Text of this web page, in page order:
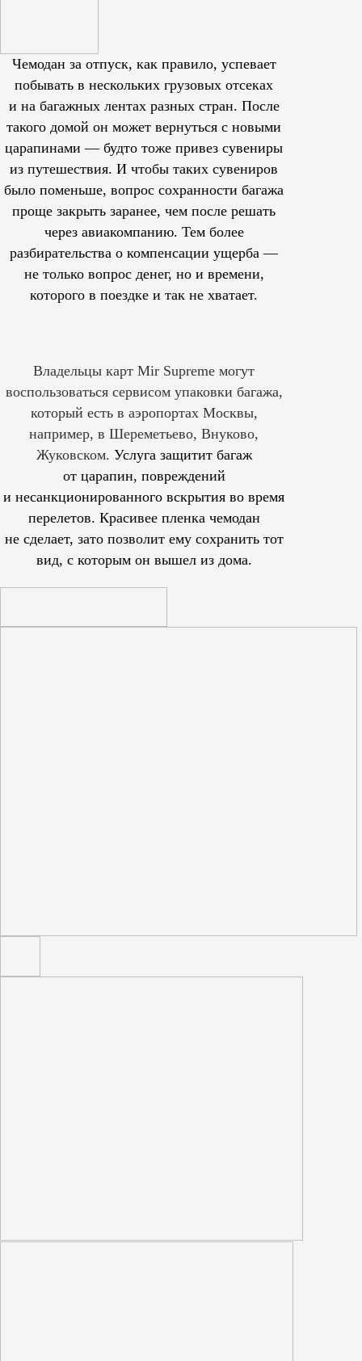
Чемодан за отпуск, как правило, успевает
побывать в нескольких грузовых отсеках
и на багажных лентах разных стран. После
такого домой он может вернуться с новыми
царапинами — будто тоже привез сувениры
из путешествия. И чтобы таких сувениров
было поменьше, вопрос сохранности багажа
проще закрыть заранее, чем после решать
через авиакомпанию. Тем более
разбирательства о компенсации ущерба —
не только вопрос денег, но и времени,
которого в поездке и так не хватает.
Владельцы карт Mir Supreme могут
воспользоваться сервисом упаковки багажа,
который есть в аэропортах Москвы,
например, в Шереметьево, Внуково,
Жуковском. Услуга защитит багаж
от царапин, повреждений
и несанкционированного вскрытия во время
перелетов. Красивее пленка чемодан
не сделает, зато позволит ему сохранить тот
вид, с которым он вышел из дома.